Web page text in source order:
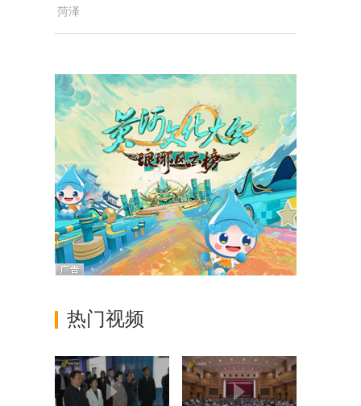
菏泽
热门视频